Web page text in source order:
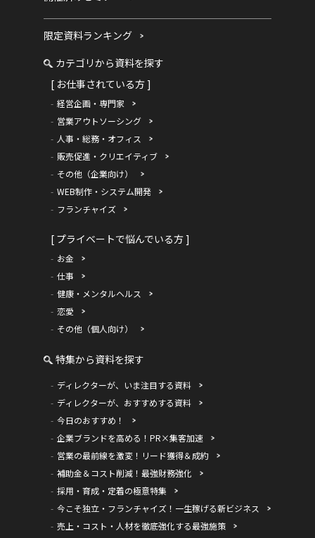
限定資料ランキング
カテゴリから資料を探す
[ お仕事されている方 ]
経営企画・専門家
営業アウトソーシング
人事・総務・オフィス
販売促進・クリエイティブ
その他（企業向け）
WEB制作・システム開発
フランチャイズ
[ プライベートで悩んでいる方 ]
お金
仕事
健康・メンタルヘルス
恋愛
その他（個人向け）
特集から資料を探す
ディレクターが、いま注目する資料
ディレクターが、おすすめする資料
今日のおすすめ！
企業ブランドを高める！PR×集客加速
営業の最前線を激変！リード獲得＆成約
補助金＆コスト削減！最強財務強化
採用・育成・定着の極意特集
今こそ独立・フランチャイズ！一生稼げる新ビジネス
売上・コスト・人材を徹底強化する最強施策